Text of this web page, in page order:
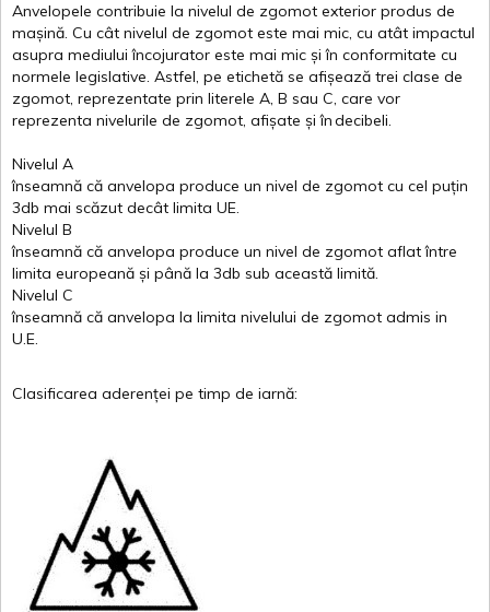
Anvelopele contribuie la nivelul de zgomot exterior produs de
mașină. Cu cât nivelul de zgomot este mai mic, cu atât impactul
asupra mediului încojurator este mai mic și în conformitate cu
normele legislative. Astfel, pe etichetă se afișează trei clase de
zgomot, reprezentate prin literele A, B sau C, care vor
reprezenta nivelurile de zgomot, afișate și îndecibeli.
Nivelul A
înseamnă că anvelopa produce un nivel de zgomot cu cel puțin
3db mai scăzut decât limita UE.
Nivelul B
înseamnă că anvelopa produce un nivel de zgomot aflat între
limita europeană și până la 3db sub această limită.
Nivelul C
înseamnă că anvelopa la limita nivelului de zgomot admis in
U.E.
Clasificarea aderenței pe timp de iarnă: